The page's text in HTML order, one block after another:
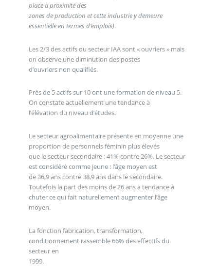
place à proximité des
zones de production et cette industrie y demeure
essentielle en termes d’emplois).
Les 2/3 des actifs du secteur IAA sont « ouvriers » mais
on observe une diminution des postes
d’ouvriers non qualifiés.
Près de 5 actifs sur 10 ont une formation de niveau 5.
On constate actuellement une tendance à
l’élévation du niveau d’études.
Le secteur agroalimentaire présente en moyenne une
proportion de personnels féminin plus élevés
que le secteur secondaire : 41% contre 26%. Le secteur
est considéré comme jeune : l’âge moyen est
de 36,9 ans contre 38,9 ans dans le secondaire.
Toutefois la part des moins de 26 ans a tendance à
chuter ce qui fait naturellement augmenter l’âge
moyen.
La fonction fabrication, transformation,
conditionnement rassemble 66% des effectifs du
secteur en
1999.